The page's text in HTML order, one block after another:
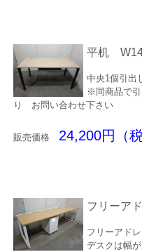
平机
中央1個引
※同商品で引
り お問い合わせ下さい
販売価格 24,200円（税
フリーア
フリーアド
デスクは幅